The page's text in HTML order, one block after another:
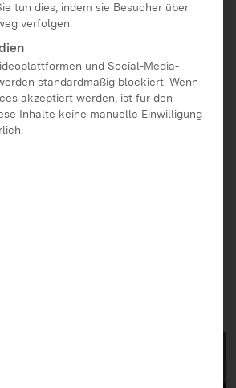
Thomas Breyer-Mayländer,
an der
Adrian Goersch,
Offenburger Black Forest
Vertreter des Verbands für
“GAMES”, Fabian Karg,
des
Baden-Württemberg,
als Elternvertreter sowie
Redakteur der
Website vom
Baden-Württemberg.
tun dies, indem sie Besucher über
verfolgen.
und Social-Media-
standardmäßig blockiert. Wenn
akzeptiert werden, ist für den
Inhalte keine manuelle Einwilligung